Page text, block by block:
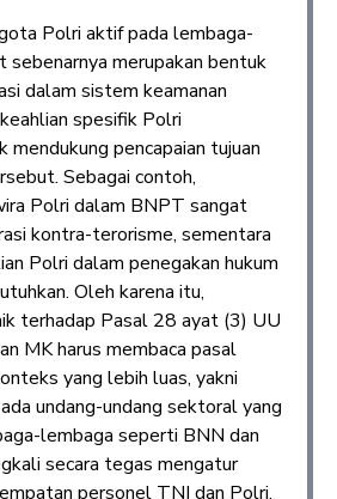
Polri aktif pada lembaga-
merupakan bentuk
dalam sistem keamanan
spesifik Polri
mendukung pencapaian tujuan
Sebagai contoh,
Polri dalam BNPT sangat
kontra-terorisme, sementara
Polri dalam penegakan hukum
Oleh karena itu,
terhadap Pasal 28 ayat (3) UU
MK harus membaca pasal
yang lebih luas, yakni
undang-undang sektoral yang
lembaga seperti BNN dan
secara tegas mengatur
personel TNI dan Polri.